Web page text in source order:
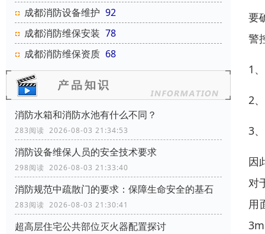
成都消防设备维护 92
成都消防维保安装 78
成都消防维保资质 68
消防水箱和消防水池有什么不同？
283阅读 2026-08-03 21:34:53
消防设备维保人员的安全技术要求
298阅读 2026-08-03 21:33:40
消防规范中疏散门的要求：保障生命安全的基石
283阅读 2026-08-03 21:30:41
超高层住宅公共部位灭火器配置探讨
要
警
1
2
3
因
对
用